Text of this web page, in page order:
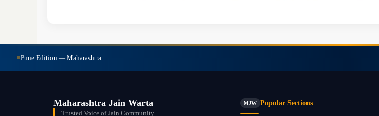
Pune Edition — Maharashtra
Maharashtra Jain Warta
Trusted Voice of Jain Community
MJW Popular Sections